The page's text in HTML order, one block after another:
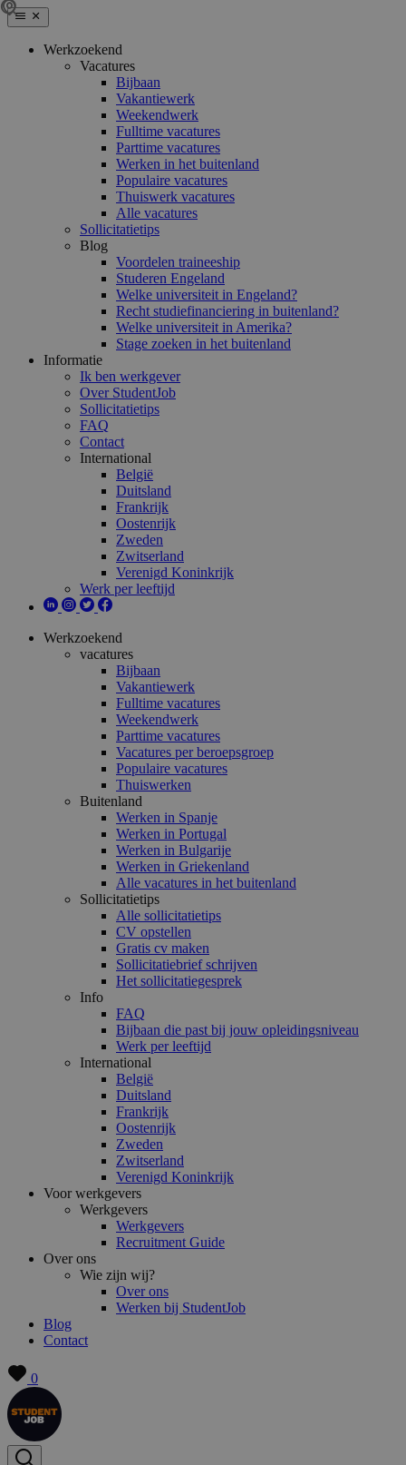
Werkzoekend
Vacatures
Bijbaan
Vakantiewerk
Weekendwerk
Fulltime vacatures
Parttime vacatures
Werken in het buitenland
Populaire vacatures
Thuiswerk vacatures
Alle vacatures
Sollicitatietips
Blog
Voordelen traineeship
Studeren Engeland
Welke universiteit in Engeland?
Recht studiefinanciering in buitenland?
Welke universiteit in Amerika?
Stage zoeken in het buitenland
Informatie
Ik ben werkgever
Over StudentJob
Sollicitatietips
FAQ
Contact
International
België
Duitsland
Frankrijk
Oostenrijk
Zweden
Zwitserland
Verenigd Koninkrijk
Werk per leeftijd
Werkzoekend
vacatures
Bijbaan
Vakantiewerk
Fulltime vacatures
Weekendwerk
Parttime vacatures
Vacatures per beroepsgroep
Populaire vacatures
Thuiswerken
Buitenland
Werken in Spanje
Werken in Portugal
Werken in Bulgarije
Werken in Griekenland
Alle vacatures in het buitenland
Sollicitatietips
Alle sollicitatietips
CV opstellen
Gratis cv maken
Sollicitatiebrief schrijven
Het sollicitatiegesprek
Info
FAQ
Bijbaan die past bij jouw opleidingsniveau
Werk per leeftijd
International
België
Duitsland
Frankrijk
Oostenrijk
Zweden
Zwitserland
Verenigd Koninkrijk
Voor werkgevers
Werkgevers
Werkgevers
Recruitment Guide
Over ons
Wie zijn wij?
Over ons
Werken bij StudentJob
Blog
Contact
0